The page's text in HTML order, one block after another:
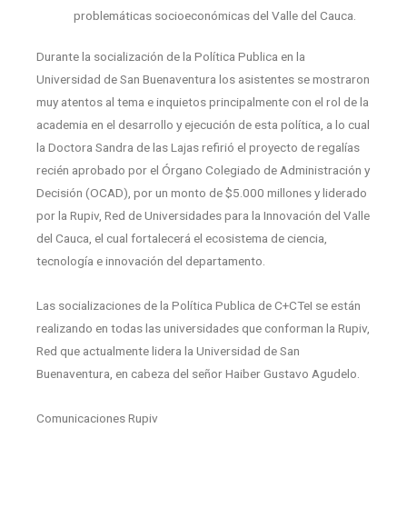
problemáticas socioeconómicas del Valle del Cauca.
Durante la socialización de la Política Publica en la
Universidad de San Buenaventura los asistentes se mostraron
muy atentos al tema e inquietos principalmente con el rol de la
academia en el desarrollo y ejecución de esta política, a lo cual
la Doctora Sandra de las Lajas refirió el proyecto de regalías
recién aprobado por el Órgano Colegiado de Administración y
Decisión (OCAD), por un monto de $5.000 millones y liderado
por la Rupiv, Red de Universidades para la Innovación del Valle
del Cauca, el cual fortalecerá el ecosistema de ciencia,
tecnología e innovación del departamento.
Las socializaciones de la Política Publica de C+CTeI se están
realizando en todas las universidades que conforman la Rupiv,
Red que actualmente lidera la Universidad de San
Buenaventura, en cabeza del señor Haiber Gustavo Agudelo.
Comunicaciones Rupiv